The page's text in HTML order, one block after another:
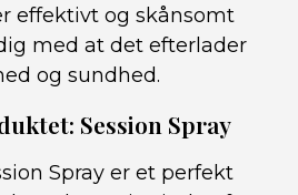
effektivt og skånsomt
med at det efterlader
og sundhed.
Session Spray
Spray er et perfekt